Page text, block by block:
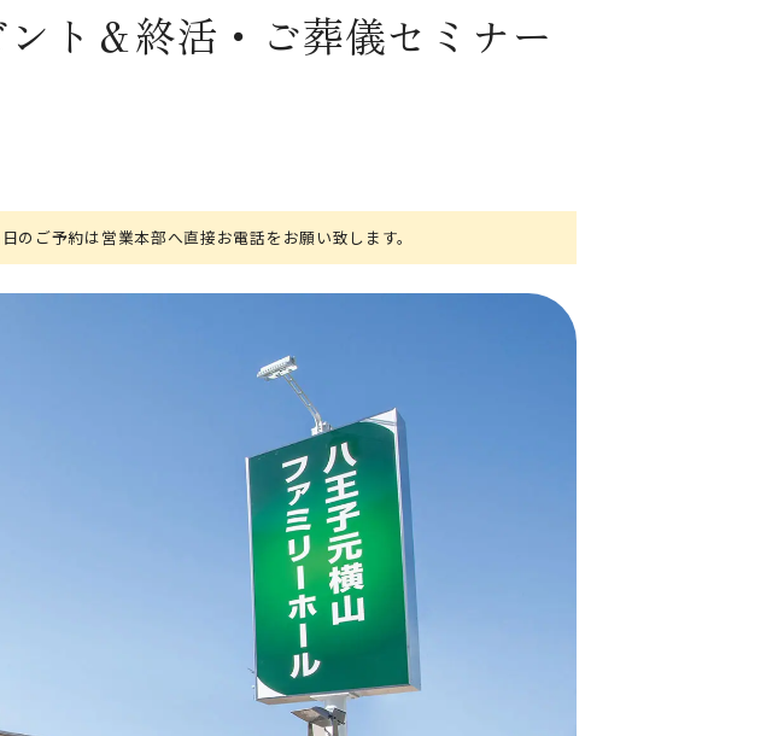
ト＆終活・ご葬儀セミナー
ご予約は営業本部へ直接お電話をお願い致します。